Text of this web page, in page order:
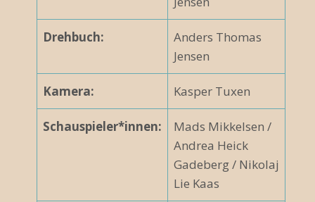
Drehbuch:
Anders Thomas
Jensen
Kamera: Kasper Tuxen
Schauspieler*innen:
Mads Mikkelsen /
Andrea Heick
Gadeberg / Nikolaj
Lie Kaas